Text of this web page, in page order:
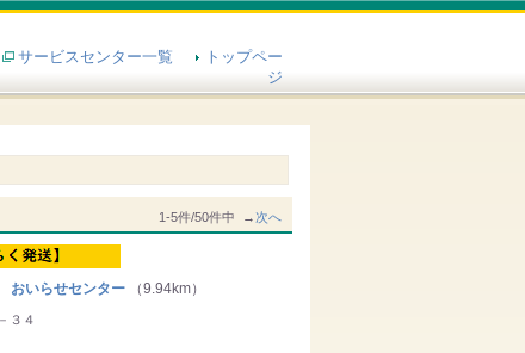
サービスセンター一覧
トップペー
ジ
1-5件/50件中 →次へ
いらせセンター （9.94km）
３４